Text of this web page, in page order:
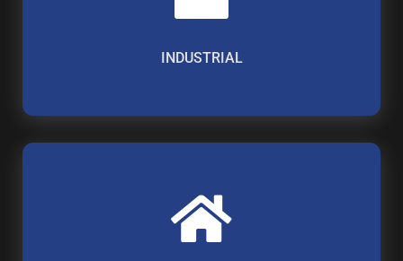
INDUSTRIAL